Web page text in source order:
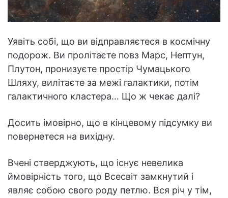
Уявіть собі, що ви відправляєтеся в космічну
подорож. Ви пролітаєте повз Марс, Нептун,
Плутон, пронизуєте простір Чумацького
Шляху, вилітаєте за межі галактики, потім
галактичного кластера… Що ж чекає далі?
Досить імовірно, що в кінцевому підсумку ви
повернетеся на вихідну.
Вчені стверджують, що існує невелика
ймовірність того, що Всесвіт замкнутий і
являє собою свого роду петлю. Вся річ у тім,